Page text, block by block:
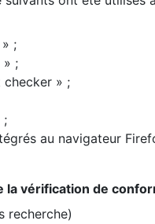
;
» ;
checker » ;
;
au navigateur
la vérification de
recherche)